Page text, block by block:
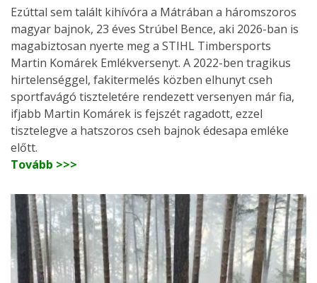
Ezúttal sem talált kihívóra a Mátrában a háromszoros
magyar bajnok, 23 éves Strúbel Bence, aki 2026-ban is
magabiztosan nyerte meg a STIHL Timbersports
Martin Komárek Emlékversenyt. A 2022-ben tragikus
hirtelenséggel, fakitermelés közben elhunyt cseh
sportfavágó tiszteletére rendezett versenyen már fia,
ifjabb Martin Komárek is fejszét ragadott, ezzel
tisztelegve a hatszoros cseh bajnok édesapa emléke
előtt.
Tovább >>>